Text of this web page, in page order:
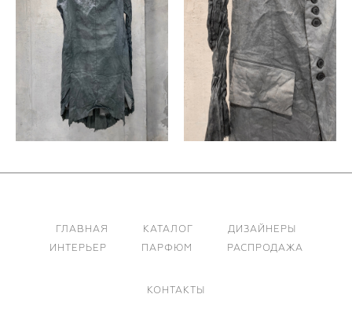
ГЛАВНАЯ КАТАЛОГ
ДИЗАЙНЕРЫ
ИНТЕРЬЕР
ПАРФЮМ РАСПРОДАЖА
КОНТАКТЫ